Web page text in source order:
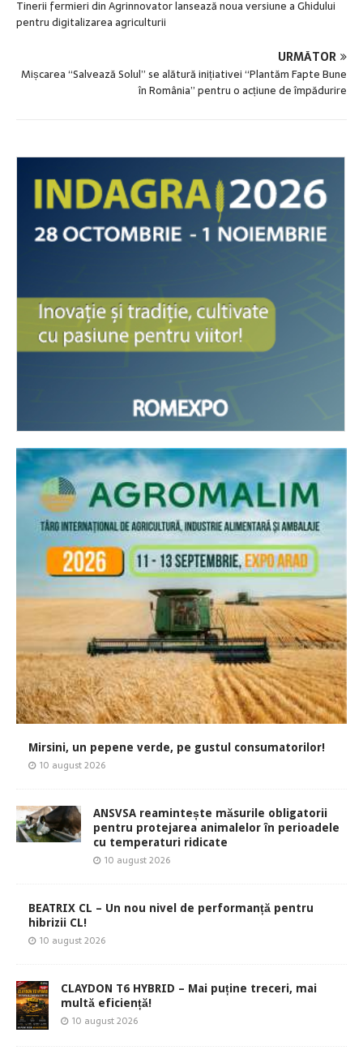
Tinerii fermieri din Agrinnovator lansează noua versiune a Ghidului
pentru digitalizarea agriculturii
URMĂTOR
Mișcarea “Salvează Solul” se alătură inițiativei “Plantăm Fapte Bune
în România” pentru o acțiune de împădurire
Mirsini, un pepene verde, pe gustul consumatorilor!
10 august 2026
ANSVSA reamintește măsurile obligatorii
pentru protejarea animalelor în perioadele
cu temperaturi ridicate
10 august 2026
BEATRIX CL – Un nou nivel de performanță pentru
hibrizii CL!
10 august 2026
CLAYDON T6 HYBRID – Mai puține treceri, mai
multă eficiență!
10 august 2026